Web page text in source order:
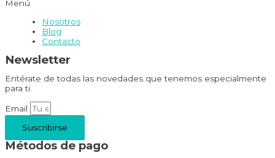
Menú
Nosotros
Blog
Contacto
Newsletter
Entérate de todas las novedades que tenemos especialmente
para ti.
Email
Suscribirse
Métodos de pago